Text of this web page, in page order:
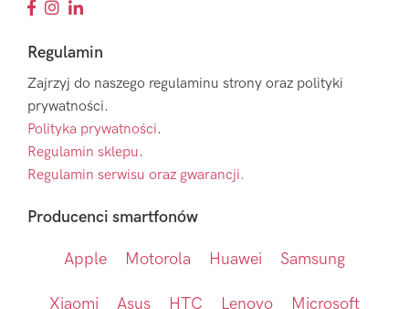
Regulamin
Zajrzyj do naszego regulaminu strony oraz polityki
prywatności.
Polityka prywatności.
Regulamin sklepu.
Regulamin serwisu oraz gwarancji.
Producenci smartfonów
Apple Motorola Huawei Samsung
Xiaomi Asus HTC Lenovo Microsoft